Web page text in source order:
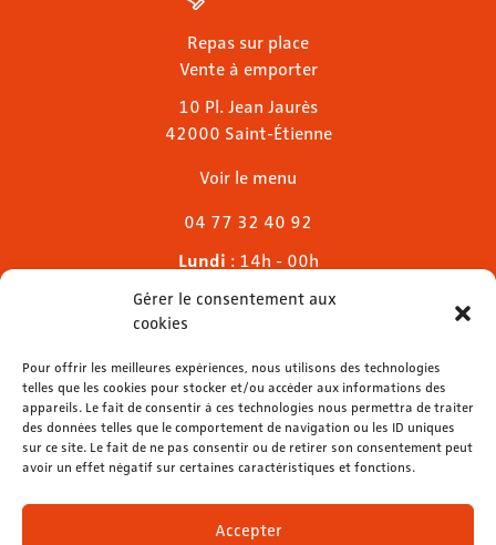
Gérer le consentement aux
cookies
Pour offrir les meilleures expériences, nous utilisons des technologies
telles que les cookies pour stocker et/ou accéder aux informations des
appareils. Le fait de consentir à ces technologies nous permettra de traiter
des données telles que le comportement de navigation ou les ID uniques
sur ce site. Le fait de ne pas consentir ou de retirer son consentement peut
avoir un effet négatif sur certaines caractéristiques et fonctions.
Accepter
Repas sur place
Vente à emporter
10 Pl. Jean Jaurès
42000 Saint-Étienne
Voir le menu
04 77 32 40 92
Lundi : 14h - 00h
Mardi & mercredi
Jeudi
Dimanche: 11h - 00h
04 77 32 32 01